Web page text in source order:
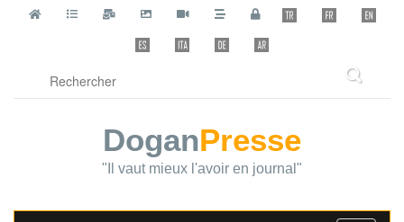
DoganPresse
"Il vaut mieux l'avoir en journal"